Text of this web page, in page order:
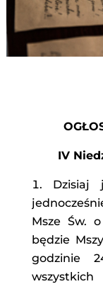
IV
Dzisiaj
Msze Św.
będzie
godzinie